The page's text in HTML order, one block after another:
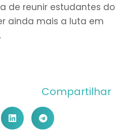
de reunir estudantes do
ainda mais a luta em
Compartilhar